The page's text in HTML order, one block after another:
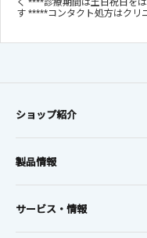
く ****診療期間は土日祝日を
す *****コンタクト処方はクリ
ショップ紹介
オンラインでも安心を。
2回目以降10%OFF!!
製品情報
レンズメーカーから探す
サービス・情報